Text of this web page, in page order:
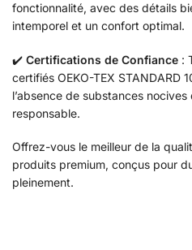
fonctionnalité, avec des détails
intemporel et un confort optimal.
✔️ Certifications de Confiance :
certifiés OEKO-TEX STANDARD
l’absence de substances
responsable.
Offrez-vous le meilleur de la
produits premium, conçus pour
pleinement.